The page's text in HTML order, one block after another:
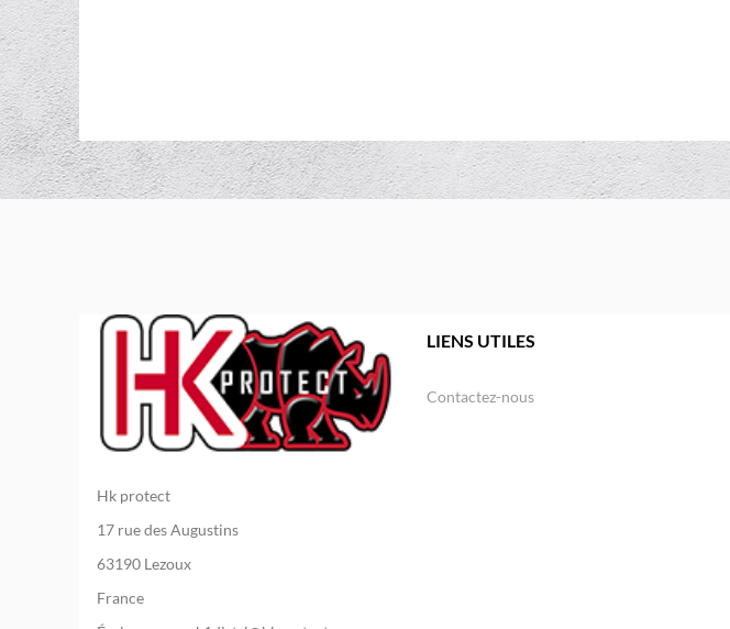
Hk protect
17 rue des Augustins
63190 Lezoux
France
LIENS UTILES
Contactez-nous